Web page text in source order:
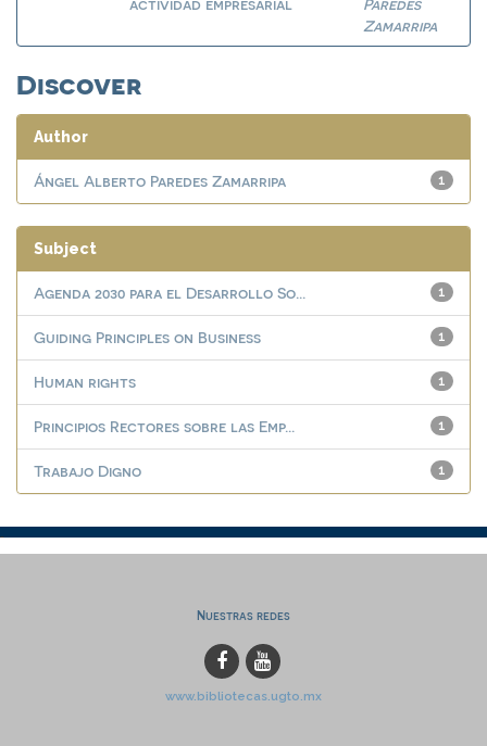
actividad empresarial
Paredes
Zamarripa
Discover
Author
1
Ángel Alberto Paredes Zamarripa
Subject
1
Agenda 2030 para el Desarrollo So...
1
Guiding Principles on Business
1
Human rights
1
Principios Rectores sobre las Emp...
1
Trabajo Digno
Nuestras redes
www.bibliotecas.ugto.mx